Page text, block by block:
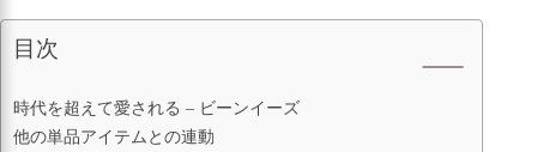
目次
時代を超えて愛される – ビーンイーズ
他の単品アイテムとの連動